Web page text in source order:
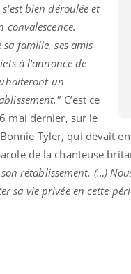
bien déroulée et
convalescence.
famille, ses amis
à l'annonce de
un
C’est ce
mai dernier, sur le
Tyler, qui devait
de la chanteuse
rétablissement. (…)
sa vie privée en cette
de
t-il ?